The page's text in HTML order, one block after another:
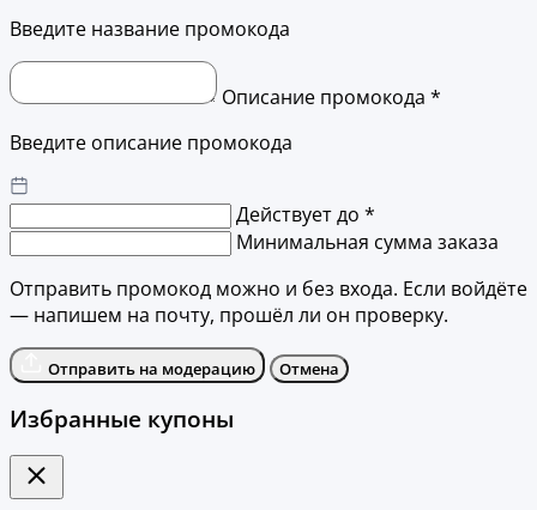
Введите название промокода
Описание промокода *
Введите описание промокода
Действует до *
Минимальная сумма заказа
Отправить промокод можно и без входа. Если войдёте
— напишем на почту, прошёл ли он проверку.
Отправить на модерацию Отмена
Избранные купоны